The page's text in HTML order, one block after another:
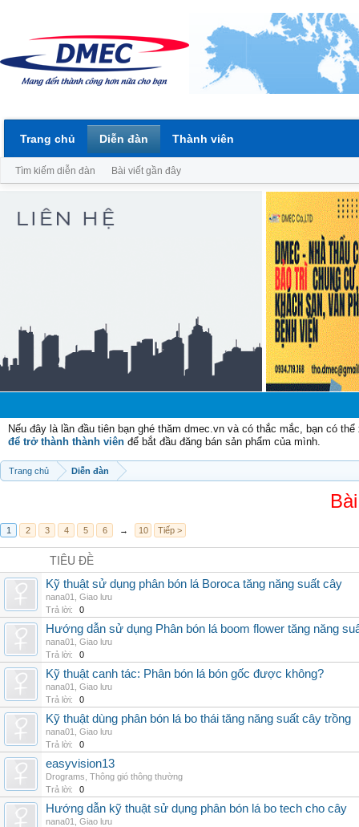
Nếu đây là lần đầu tiên bạn ghé thăm dmec.vn và có thắc mắc, bạn có
để trở thành thành viên để bắt đầu đăng bán sản phẩm của mình.
Trang chủ Diễn đàn
1 2 3 4 5 6 → 10 Tiếp >
TIÊU ĐỀ
Kỹ thuật sử dụng phân bón lá Boroca tăng năng suất cây
nana01
Giao lưu
Trả lời:
0
Hướng dẫn sử dụng Phân bón lá boom flower tăng năng
nana01
Giao lưu
Trả lời:
0
Kỹ thuật canh tác: Phân bón lá bón gốc được không?
nana01
Giao lưu
Trả lời:
0
Kỹ thuật dùng phân bón lá bo thái tăng năng suất cây trồng
nana01
Giao lưu
Trả lời:
0
easyvision13
Drograms Thông gió thông thường
Trả lời:
0
Hướng dẫn kỹ thuật sử dụng phân bón lá bo tech cho cây
nana01
Giao lưu
Trang chủ Diễn đàn
Tìm kiếm diễn đàn Bài viết gần đây
Thành viên